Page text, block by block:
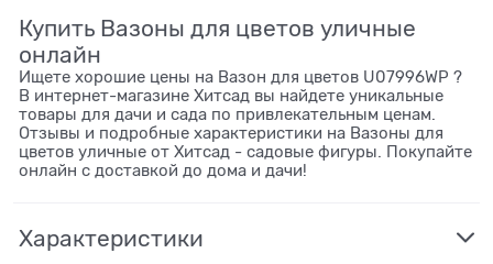
Купить Вазоны для цветов уличные
онлайн
Ищете хорошие цены на Вазон для цветов U07996WP ?
В интернет-магазине Хитсад вы найдете уникальные
товары для дачи и сада по привлекательным ценам.
Отзывы и подробные характеристики на Вазоны для
цветов уличные от Хитсад - садовые фигуры. Покупайте
онлайн с доставкой до дома и дачи!
Характеристики